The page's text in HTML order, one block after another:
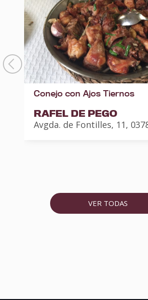
Conejo con Ajos Tiernos
RAFEL DE PEGO
Avgda. de Fontilles, 11,
VER TODAS